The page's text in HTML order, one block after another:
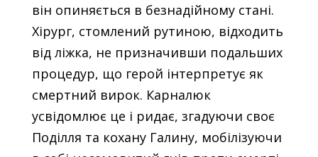
він опиняється в безнадійному стані.
Хірург, стомлений рутиною, відходить
від ліжка, не призначивши подальших
процедур, що герой інтерпретує як
смертний вирок. Карналюк
усвідомлює це і ридає, згадуючи своє
Поділля та кохану Галину, мобілізуючи